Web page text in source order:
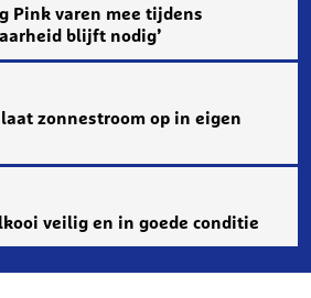
Pink varen mee tijdens
blijft nodig’
zonnestroom op in eigen
veilig en in goede conditie